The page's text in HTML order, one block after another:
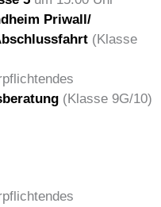
Priwall/
(Klasse
(Klasse 9G/10)